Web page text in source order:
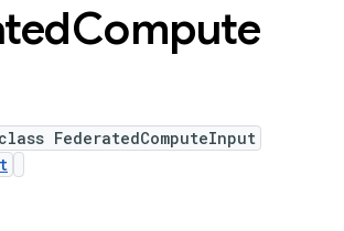
Compute
FederatedComputeInput